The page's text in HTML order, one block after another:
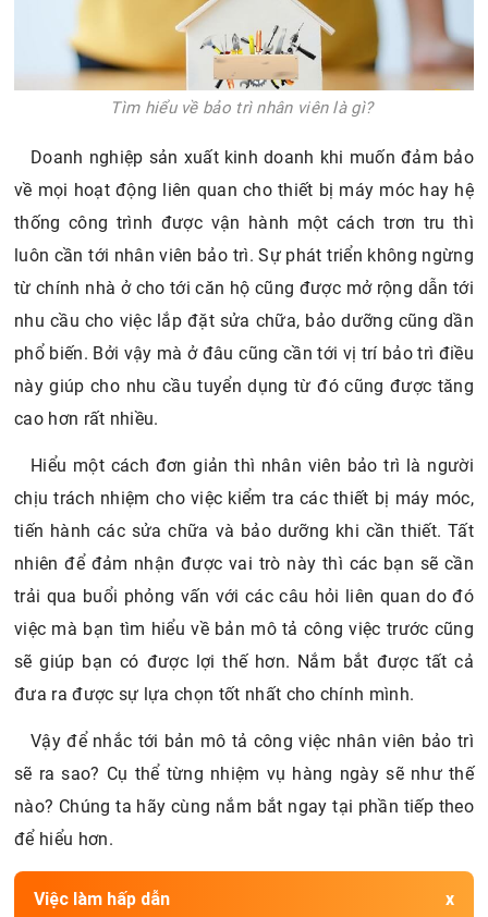
Tìm hiểu về bảo trì nhân viên là gì?
Doanh nghiệp sản xuất kinh doanh khi muốn đảm bảo
về mọi hoạt động liên quan cho thiết bị máy móc hay hệ
thống công trình được vận hành một cách trơn tru thì
luôn cần tới nhân viên bảo trì. Sự phát triển không ngừng
từ chính nhà ở cho tới căn hộ cũng được mở rộng dẫn tới
nhu cầu cho việc lắp đặt sửa chữa, bảo dưỡng cũng dần
phổ biến. Bởi vậy mà ở đâu cũng cần tới vị trí bảo trì điều
này giúp cho nhu cầu tuyển dụng từ đó cũng được tăng
cao hơn rất nhiều.
Hiểu một cách đơn giản thì nhân viên bảo trì là người
chịu trách nhiệm cho việc kiểm tra các thiết bị máy móc,
tiến hành các sửa chữa và bảo dưỡng khi cần thiết. Tất
nhiên để đảm nhận được vai trò này thì các bạn sẽ cần
trải qua buổi phỏng vấn với các câu hỏi liên quan do đó
việc mà bạn tìm hiểu về bản mô tả công việc trước cũng
sẽ giúp bạn có được lợi thế hơn. Nắm bắt được tất cả
đưa ra được sự lựa chọn tốt nhất cho chính mình.
Vậy để nhắc tới bản mô tả công việc nhân viên bảo trì
sẽ ra sao? Cụ thể từng nhiệm vụ hàng ngày sẽ như thế
nào? Chúng ta hãy cùng nắm bắt ngay tại phần tiếp theo
để hiểu hơn.
Việc làm hấp dẫn